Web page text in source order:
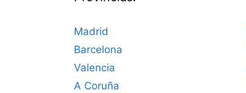
Madrid
Barcelona
Valencia
A Coruña